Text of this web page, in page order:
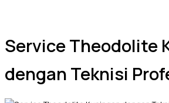
Service Theodolite
dengan Teknisi